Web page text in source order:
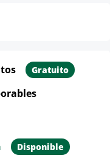
Gratuito
Disponible